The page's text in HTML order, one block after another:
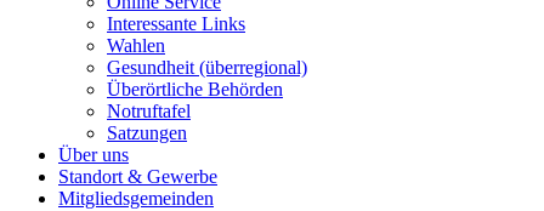
Interessante Links
Wahlen
Gesundheit (überregional)
Überörtliche Behörden
Notruftafel
Satzungen
Über uns
Standort & Gewerbe
Mitgliedsgemeinden